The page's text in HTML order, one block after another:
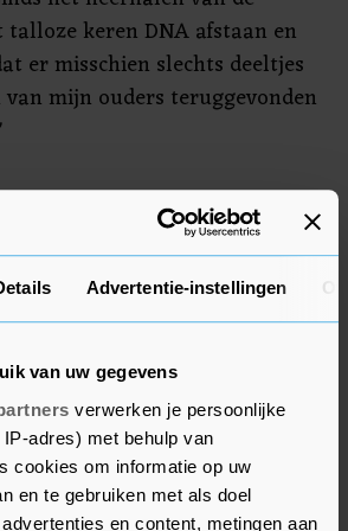
Advertentie-instellingen
van uw gegevens
verwerken je persoonlijke
adres) met behulp van
cookies om informatie op uw
en te gebruiken met als doel
en content, metingen aan
keren DNA afstaan en
er misschien slechts deeltjes
mijn ouders teruggevonden
Jaap van Keulen, die zijn
en twee kleinkinderen
werd. "Zestien keer kregen
in totaal zijn 220
gevonden. We weten niet
juli 2014 neergehaald in Oost-
is gebleken dat dit met